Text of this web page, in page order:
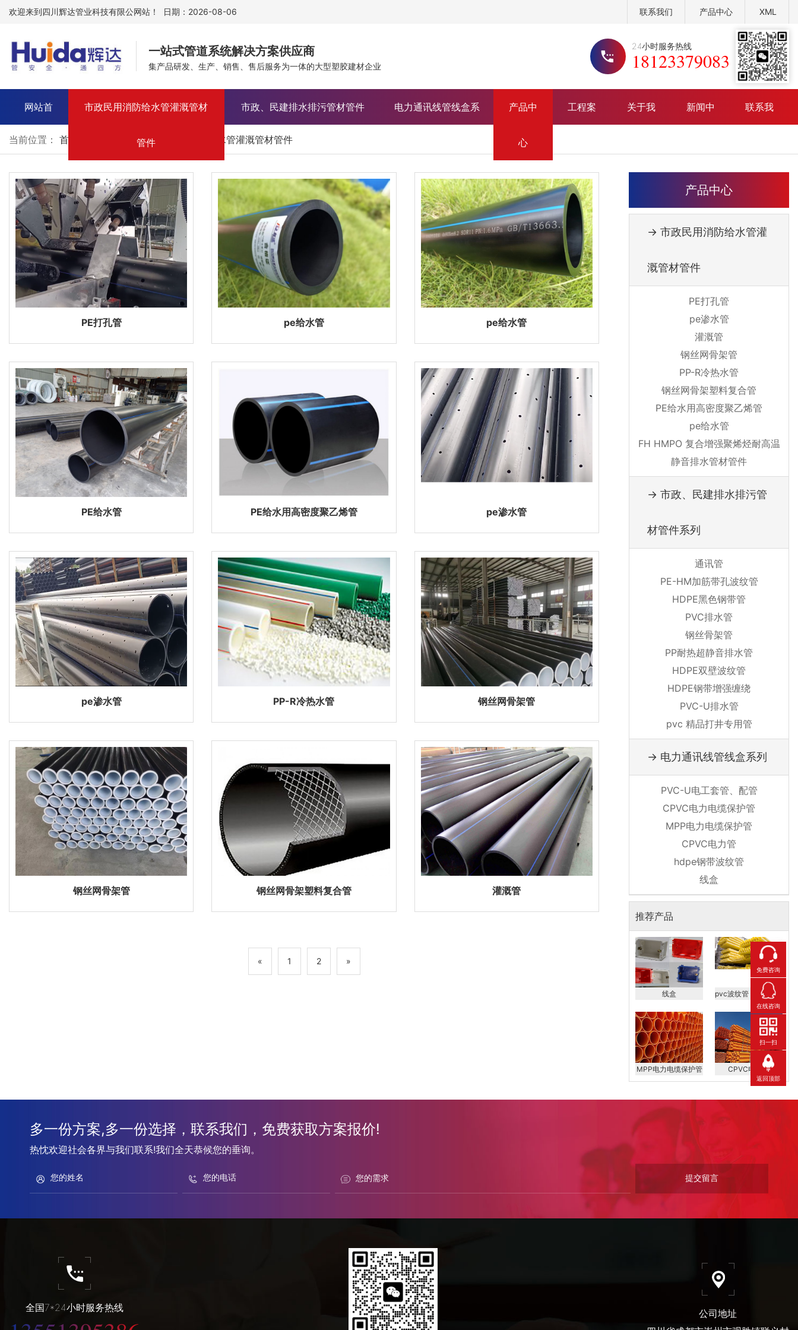
欢迎来到四川辉达管业科技有限公网站！ 日期：2026-08-06 联系我们 产品中心 XML
一站式管道系统解决方案供应商
集产品研发、生产、销售、售后服务为一体的大型塑胶建材企业
24小时服务热线
18123379083
网站首
页
市政民用消防给水管灌溉管材
管件
市政、民建排水排污管材管件 电力通讯线管线盒系 产品中
心
市政民用消防给水管灌溉管材管件
市政、民建排水排污管材管件系列
电力通讯线管线盒系列
工程案 关于我
厂区 展示
公司实力
新闻中
常见问题
联系我
当前位置： 首页 > 市政民用消防给水管灌溉管材管件
PE打孔管 pe给水管 pe给水管
PE给水管 PE给水用高密度聚乙烯管 pe渗水管
pe渗水管 PP-R冷热水管 钢丝网骨架管
钢丝网骨架管 钢丝网骨架塑料复合管 灌溉管
« 1 2 »
产品中心
→ 市政民用消防给水管灌
溉管材管件
PE打孔管
pe渗水管
灌溉管
钢丝网骨架管
PP-R冷热水管
钢丝网骨架塑料复合管
PE给水用高密度聚乙烯管
pe给水管
FH HMPO 复合增强聚烯烃耐高温
静音排水管材管件
→ 市政、民建排水排污管
材管件系列
通讯管
PE-HM加筋带孔波纹管
HDPE黑色钢带管
PVC排水管
钢丝骨架管
PP耐热超静音排水管
HDPE双壁波纹管
HDPE钢带增强缠绕
PVC-U排水管
pvc 精品打井专用管
→ 电力通讯线管线盒系列
PVC-U电工套管、配管
CPVC电力电缆保护管
MPP电力电缆保护管
CPVC电力管
hdpe钢带波纹管
线盒
推荐产品
线盒 pvc波纹管，hdpe钢带波
MPP电力电缆保护管 CPVC电力管
多一份方案,多一份选择，联系我们，免费获取方案报价!
热忱欢迎社会各界与我们联系!我们全天恭候您的垂询。
全国7*24小时服务热线
公司地址
免费咨询
在线咨询
扫一扫
返回顶部